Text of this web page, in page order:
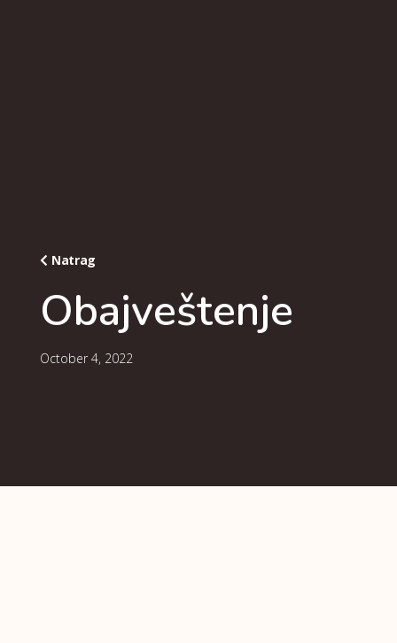
Natrag
Obajveštenje
October 4, 2022